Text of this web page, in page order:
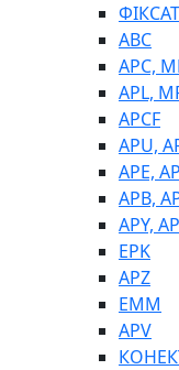
ABC
APC,
APL,
APCF
APU,
APE,
APB,
APY,
EPK
APZ
EMM
APV